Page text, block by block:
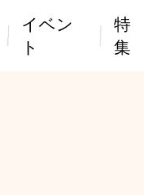
イベン
ト
特
集